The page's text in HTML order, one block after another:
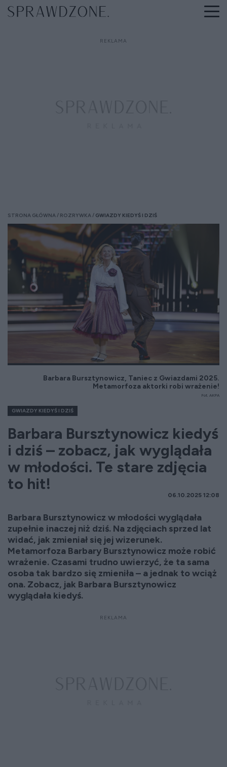
STRONA GŁÓWNA ROZRYWKA GWIAZDY KIEDYŚ I DZIŚ
Barbara Bursztynowicz, Taniec z Gwiazdami 2025.
Metamorfoza aktorki robi wrażenie!
Fot. AKPA
GWIAZDY KIEDYŚ I DZIŚ
Barbara Bursztynowicz kiedyś
i dziś – zobacz, jak wyglądała
w młodości. Te stare zdjęcia
to hit!
06.10.2025 12:08
Barbara Bursztynowicz w młodości wyglądała
zupełnie inaczej niż dziś. Na zdjęciach sprzed lat
widać, jak zmieniał się jej wizerunek.
Metamorfoza Barbary Bursztynowicz może robić
wrażenie. Czasami trudno uwierzyć, że ta sama
osoba tak bardzo się zmieniła– a jednak to wciąż
ona. Zobacz, jak Barbara Bursztynowicz
wyglądała kiedyś.